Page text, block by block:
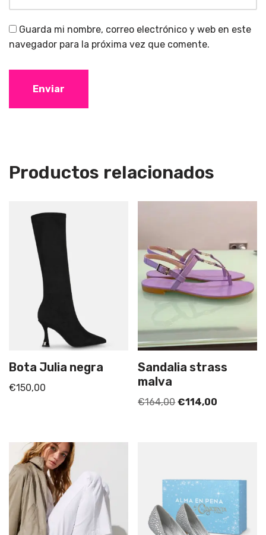
Guarda mi nombre, correo electrónico y web en este
navegador para la próxima vez que comente.
Productos relacionados
Bota Julia negra
€150,00
Sandalia strass
malva
€164,00 €114,00